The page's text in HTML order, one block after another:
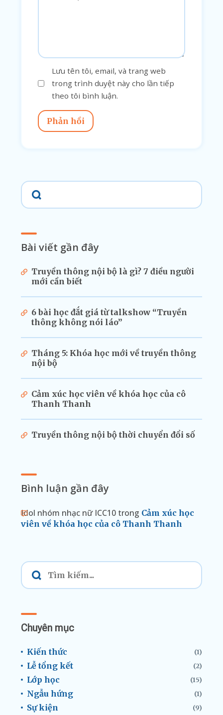
Lưu tên tôi, email, và trang web
trong trình duyệt này cho lần tiếp
theo tôi bình luận.
Phản hồi
Bài viết gần đây
Truyền thông nội bộ là gì? 7 điều người
mới cần biết
6 bài học đắt giá từ talkshow “Truyền
thông không nói láo”
Tháng 5: Khóa học mới về truyền thông
nội bộ
Cảm xúc học viên về khóa học của cô
Thanh Thanh
Truyền thông nội bộ thời chuyển đổi số
Bình luận gần đây
Idol nhóm nhạc nữ ICC10 trong Cảm xúc học
viên về khóa học của cô Thanh Thanh
Chuyên mục
Kiến thức (1)
Lễ tổng kết (2)
Lớp học (15)
Ngẫu hứng (1)
Sự kiện (9)